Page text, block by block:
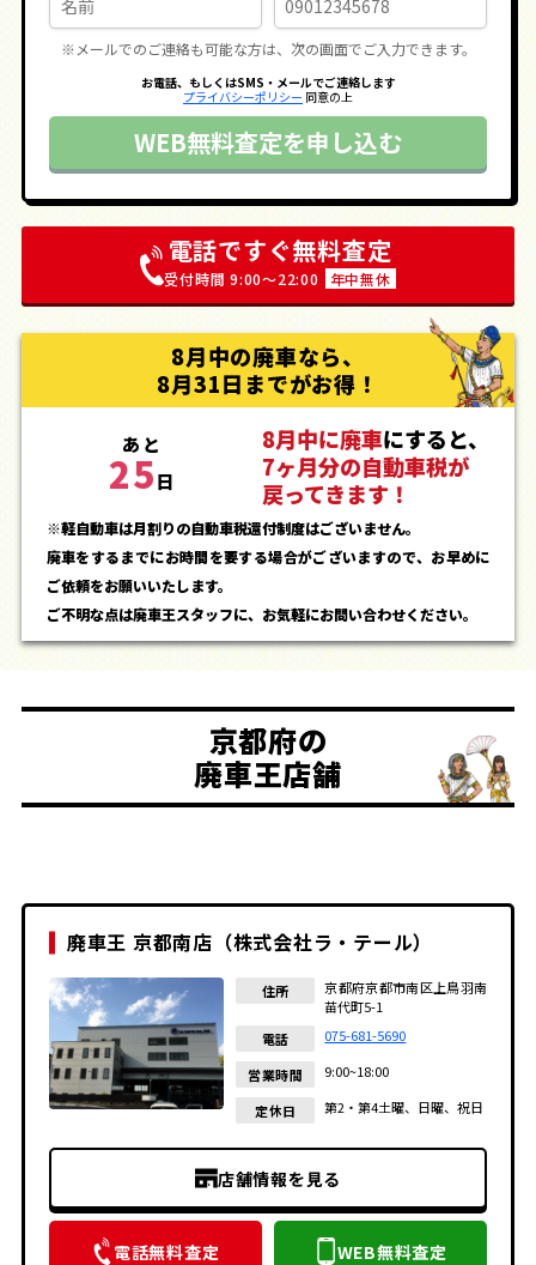
※メールでのご連絡も可能な方は、次の画面でご入力できます。
お電話、もしくはSMS・メールでご連絡します
プライバシーポリシー 同意の上
WEB無料査定を申し込む
電話ですぐ無料査定
受付時間 9:00〜22:00 年中無休
8月中の廃車なら、
8月31日までがお得！
あと
25日
8月中に廃車にすると、
7ヶ月分の自動車税が
戻ってきます！
※軽自動車は月割りの自動車税還付制度はございません。
廃車をするまでにお時間を要する場合がございますので、お早めに
ご依頼をお願いいたします。
ご不明な点は廃車王スタッフに、お気軽にお問い合わせください。
京都府の
廃車王店舗
廃車王 京都南店（株式会社ラ・テール）
住所
京都府京都市南区上鳥羽南
苗代町5-1
電話
075-681-5690
営業時間 9:00~18:00
定休日 第2・第4土曜、日曜、祝日
店舗情報を見る
電話無料査定 WEB無料査定